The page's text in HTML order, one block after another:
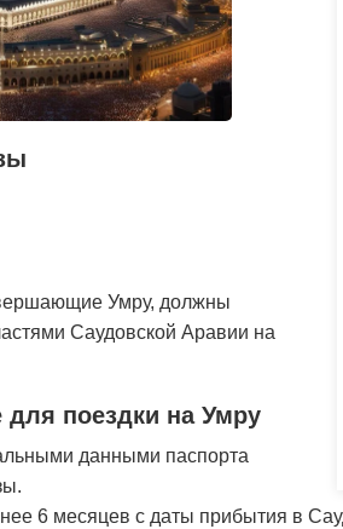
Умру, должны
Саудовской Аравии на
для поездки на Умру
данными паспорта
6 месяцев с даты прибытия в